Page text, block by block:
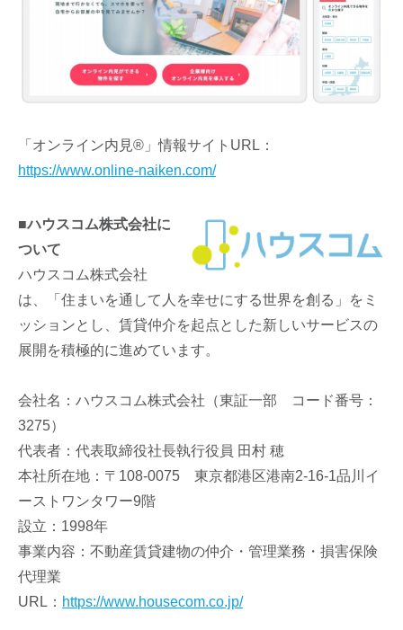
「オンライン内見®」情報サイトURL：
https://www.online-naiken.com/
■ハウスコム株式会社に
ついて
ハウスコム株式会社
は、「住まいを通して人を幸せにする世界を創る」をミ
ッションとし、賃貸仲介を起点とした新しいサービスの
展開を積極的に進めています。
会社名：ハウスコム株式会社（東証一部 コード番号：
3275）
代表者：代表取締役社長執行役員 田村 穂
本社所在地：〒108-0075 東京都港区港南2-16-1品川イ
ーストワンタワー9階
設立：1998年
事業内容：不動産賃貸建物の仲介・管理業務・損害保険
代理業
URL： https://www.housecom.co.jp/